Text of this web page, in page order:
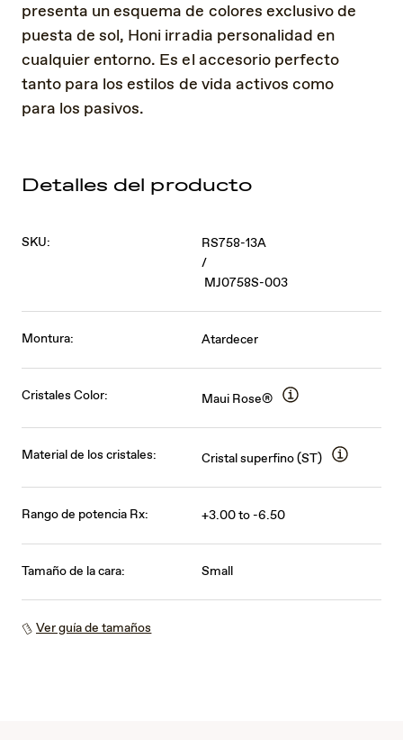
presenta un esquema de colores exclusivo de
puesta de sol, Honi irradia personalidad en
cualquier entorno. Es el accesorio perfecto
tanto para los estilos de vida activos como
para los pasivos.
Detalles del producto
SKU:
RS758-13A
/
MJ0758S-003
Montura: Atardecer
Cristales Color: Maui Rose®
Material de los cristales: Cristal superfino (ST)
Rango de potencia Rx: +3.00 to -6.50
Tamaño de la cara: Small
Ver guía de tamaños